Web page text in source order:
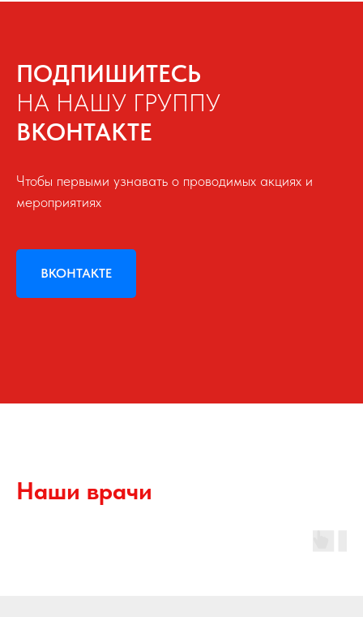
ПОДПИШИТЕСЬ
НА НАШУ ГРУППУ
ВКОНТАКТЕ
Чтобы первыми узнавать о проводимых акциях и
мероприятиях
ВКОНТАКТЕ
Наши врачи